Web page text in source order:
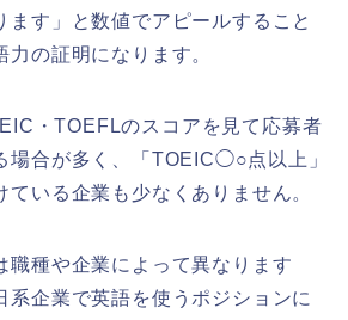
ます」と数値でアピールすること
の証明になります。
・TOEFLのスコアを見て応募者
場合が多く、「TOEIC◯○点以上」
ている企業も少なくありません。
職種や企業によって異なります
系企業で英語を使うポジションに